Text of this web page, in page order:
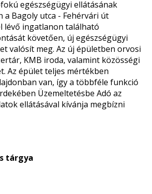
egészségügyi ellátásának
a Bagoly utca - Fehérvári út
lévő ingatlanon található
követően, új egészségügyi
valósít meg. Az új épületben orvosi
KMB iroda, valamint közösségi
Az épület teljes mértékben
van, így a többféle funkció
Üzemeltetésbe Adó az
ellátásával kívánja megbízni
tárgya